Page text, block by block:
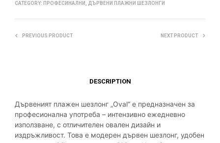
CATEGORY: ПРОФЕСИНАЛНИ, ДЪРВЕНИ ПЛАЖНИ ШЕЗЛОНГИ
PREVIOUS PRODUCT NEXT PRODUCT
DESCRIPTION
Дървеният плажен шезлонг „Oval“ е предназначен за
професионална употреба – интензивно ежедневно
използване, с отличителен овален дизайн и
издръжливост. Това е модерен дървен шезлонг, удобен